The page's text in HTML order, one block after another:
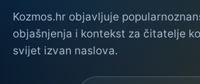
Kozmos.hr objavljuje
objašnjenja i kontekst za čitatelje
svijet izvan naslova.